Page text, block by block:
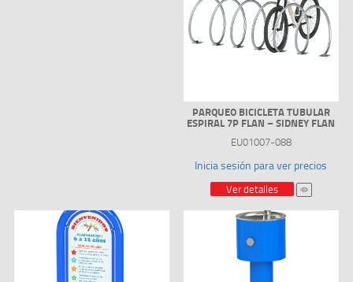
PARQUEO BICICLETA TUBULAR
ESPIRAL 7P FLAN – SIDNEY FLAN
EU01007-088
Inicia sesión para ver precios
Ver detalles